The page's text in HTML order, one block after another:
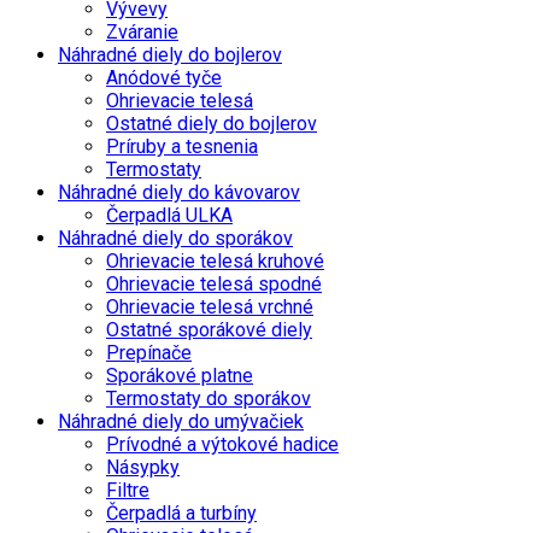
Vývevy
Zváranie
Náhradné diely do bojlerov
Anódové tyče
Ohrievacie telesá
Ostatné diely do bojlerov
Príruby a tesnenia
Termostaty
Náhradné diely do kávovarov
Čerpadlá ULKA
Náhradné diely do sporákov
Ohrievacie telesá kruhové
Ohrievacie telesá spodné
Ohrievacie telesá vrchné
Ostatné sporákové diely
Prepínače
Sporákové platne
Termostaty do sporákov
Náhradné diely do umývačiek
Prívodné a výtokové hadice
Násypky
Filtre
Čerpadlá a turbíny